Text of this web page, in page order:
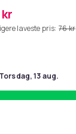
laveste pris: 76 kr
torsdag, 13 aug.